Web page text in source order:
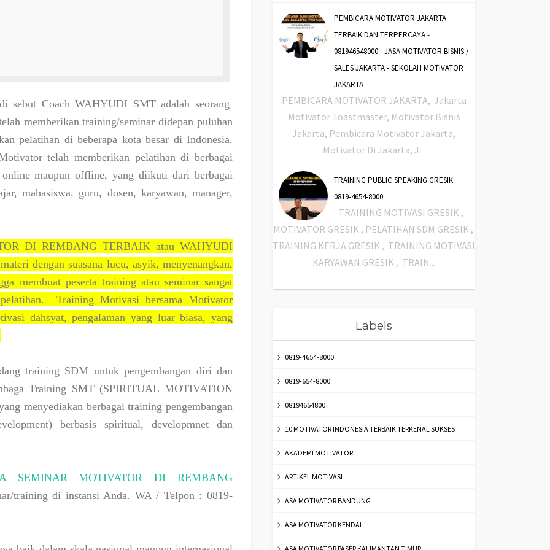
sebut Coach WAHYUDI SMT adalah seorang
memberikan training/seminar didepan puluhan
pelatihan di beberapa kota besar di Indonesia.
telah memberikan pelatihan di berbagai
online maupun offline, yang diikuti dari berbagai
mahasiswa, guru, dosen, karyawan, manager,
DI REMBANG TERBAIK atau WAHYUDI
dengan suasana lucu, asyik, menyenangkan,
membuat peserta training atau seminar sangat
Training Motivasi bersama Motivator
dahsyat, pengalaman yang luar biasa, yang
training SDM untuk pengembangan diri dan
Training SMT (SPIRITUAL MOTIVATION
menyediakan berbagai training pengembangan
berbasis spiritual, developmnet dan
SEMINAR MOTIVATOR DI REMBANG
training di instansi Anda. WA / Telpon : 0819-
PEMBICARA MOTIVATOR JAKARTA
TERBAIK DAN TERPERCAYA -
081946548000 - JASA MOTIVATOR BISNIS /
SALES JAKARTA - SEKOLAH MOTIVATOR
JAKARTA
PEMBICARA MOTIVATOR JAKARTA, Jakarta
Motivator Toastmaster, Motivator Bisnis
Jakarta, Pembicara Motivator Jakarta,
Motivator Di Jakarta, J...
TRAINING PUBLIC SPEAKING GRESIK
0819-4654-8000
TRAINING MOTIVASI GRESIK ,
MOTIVATOR GRESIK , PELATIHAN SDM GRESIK ,
TRAINING KERJA GRESIK , TRAINING MOTIVASI
KARYAWAN GRESIK , TRAIN...
Labels
0819-4654-8000
0819-654-8000
08194654800
10 MOTIVATOR INDONESIA TERBAIK TERKENAL SUKSES
AKADEMI MOTIVATOR
ARTIKEL MOTIVASI
ASA MOTIVATOR BANDUNG
ASA MOTIVATOR KENDAL